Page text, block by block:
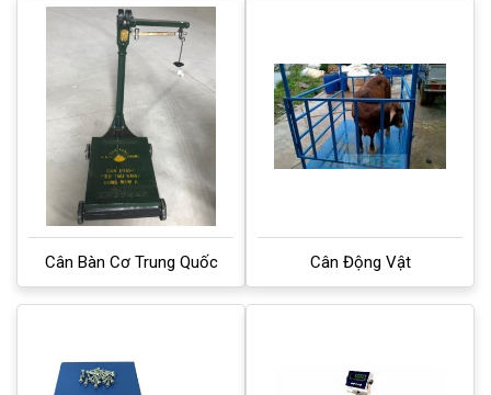
Cân Bàn Cơ Trung Quốc Cân Động Vật